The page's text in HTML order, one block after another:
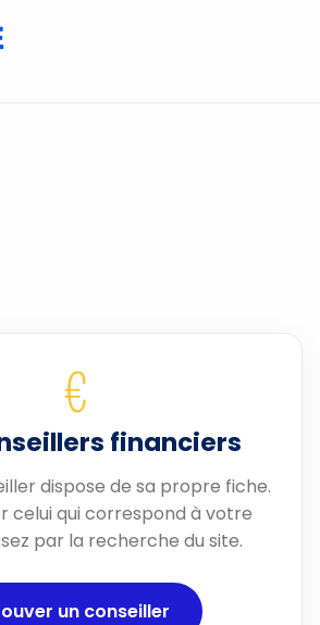
€
financiers
dispose de sa propre fiche.
celui qui correspond à votre
par la recherche du site.
un conseiller